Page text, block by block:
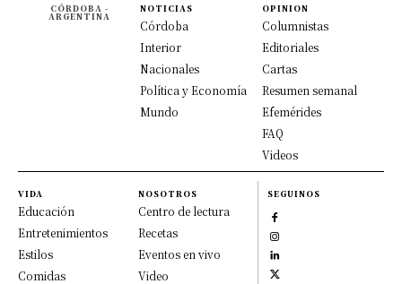
CÓRDOBA -
ARGENTINA
NOTICIAS
Córdoba
Interior
Nacionales
Política y Economía
Mundo
OPINION
Columnistas
Editoriales
Cartas
Resumen semanal
Efemérides
FAQ
Videos
VIDA
Educación
Entretenimientos
Estilos
Comidas
NOSOTROS
Centro de lectura
Recetas
Eventos en vivo
Video
SEGUINOS